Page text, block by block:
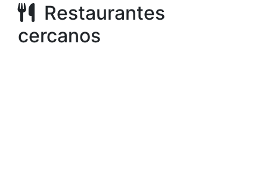
Restaurantes
cercanos